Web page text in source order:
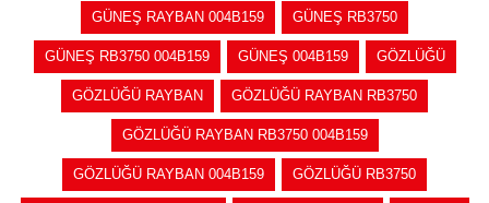
GÜNEŞ RAYBAN 004B159 GÜNEŞ RB3750
GÜNEŞ RB3750 004B159 GÜNEŞ 004B159 GÖZLÜĞÜ
GÖZLÜĞÜ RAYBAN GÖZLÜĞÜ RAYBAN RB3750
GÖZLÜĞÜ RAYBAN RB3750 004B159
GÖZLÜĞÜ RAYBAN 004B159 GÖZLÜĞÜ RB3750